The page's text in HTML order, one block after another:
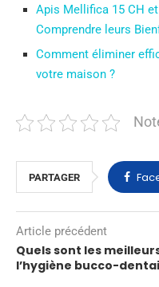
Apis Mellifica 15 CH
Comprendre leurs
Comment éliminer
votre maison ?
PARTAGER
Article précédent
Quels sont les
l’hygiène bucco-